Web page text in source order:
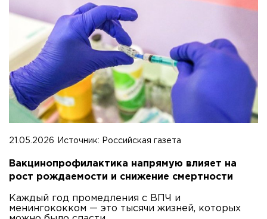
21.05.2026 Источник: Российская газета
Вакцинопрофилактика напрямую влияет на
рост рождаемости и снижение смертности
Каждый год промедления с ВПЧ и
менингококком — это тысячи жизней, которых